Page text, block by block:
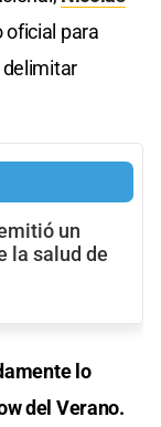
oficial para
delimitar
un
la salud de
lo
del Verano.